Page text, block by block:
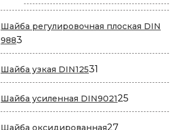
Шайба регулировочная плоская DIN
9883
товара
Шайба узкая DIN12531
товар
Шайба усиленная DIN902125
товаров
Шайба оксидированная27